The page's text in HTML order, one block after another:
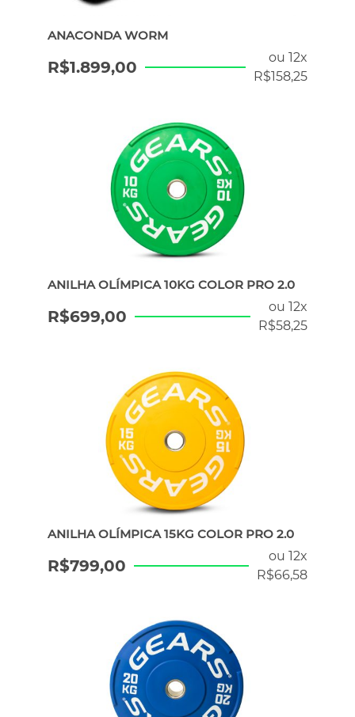
ANACONDA WORM
ou 12x
R$158,25
R$1.899,00
ANILHA OLÍMPICA 10KG COLOR PRO 2.0
ou 12x
R$58,25
R$699,00
ANILHA OLÍMPICA 15KG COLOR PRO 2.0
ou 12x
R$66,58
R$799,00